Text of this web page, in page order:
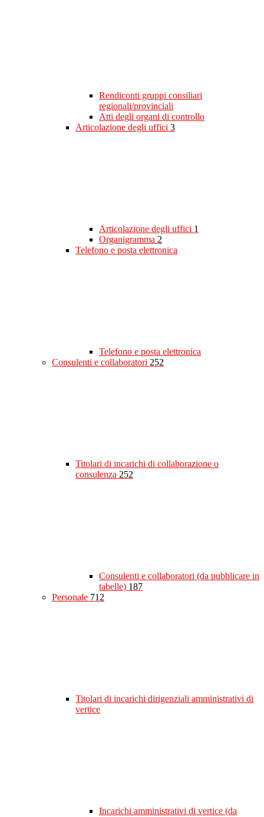
Rendiconti gruppi consiliari
regionali/provinciali
Atti degli organi di controllo
Articolazione degli uffici 3
Articolazione degli uffici 1
Organigramma 2
Telefono e posta elettronica
Telefono e posta elettronica
Consulenti e collaboratori 252
Titolari di incarichi di collaborazione o
consulenza 252
Consulenti e collaboratori (da pubblicare in
tabelle) 187
Personale 712
Titolari di incarichi dirigenziali amministrativi di
vertice
Incarichi amministrativi di vertice (da